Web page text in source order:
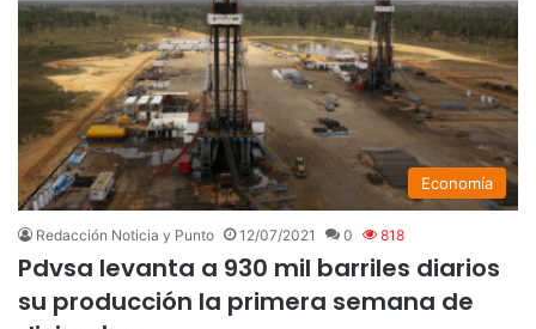
Economía
Redacción Noticia y Punto 12/07/2021 0 818
Pdvsa levanta a 930 mil barriles diarios
su producción la primera semana de